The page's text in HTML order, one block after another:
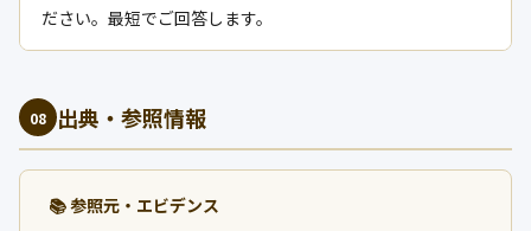
ださい。最短でご回答します。
08 出典・参照情報
📚 参照元・エビデンス